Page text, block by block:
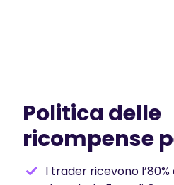
Politica delle
ricompense
I trader ricevono